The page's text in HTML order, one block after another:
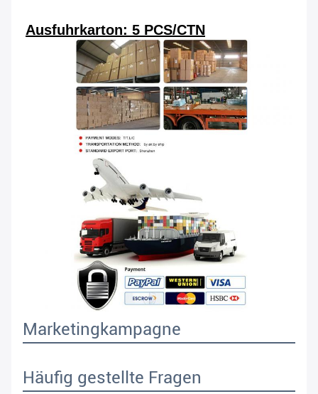
Ausfuhrkarton: 5 PCS/CTN
Marketingkampagne
Häufig gestellte Fragen